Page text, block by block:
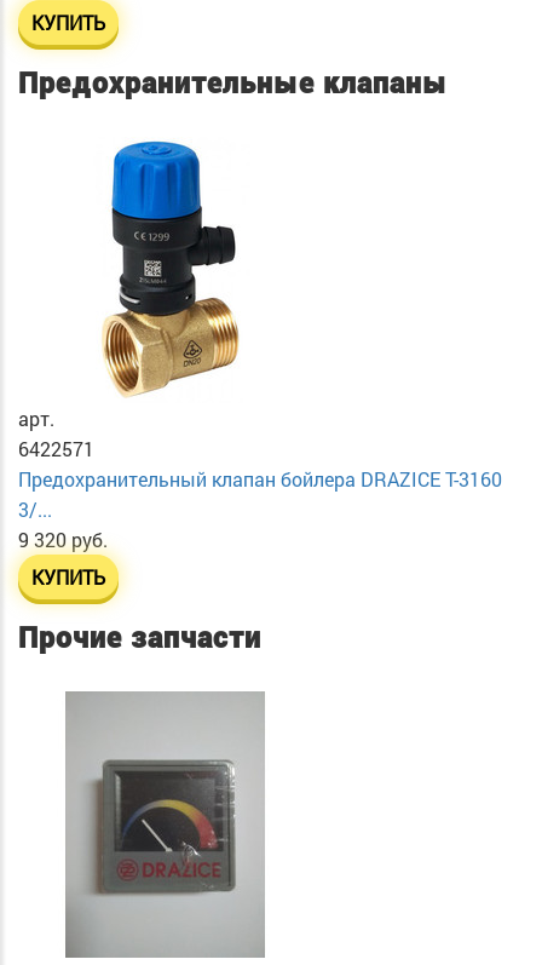
КУПИТЬ
Предохранительные клапаны
арт.
6422571
Предохранительный клапан бойлера DRAZICE T-3160
3/...
9 320 руб.
КУПИТЬ
Прочие запчасти